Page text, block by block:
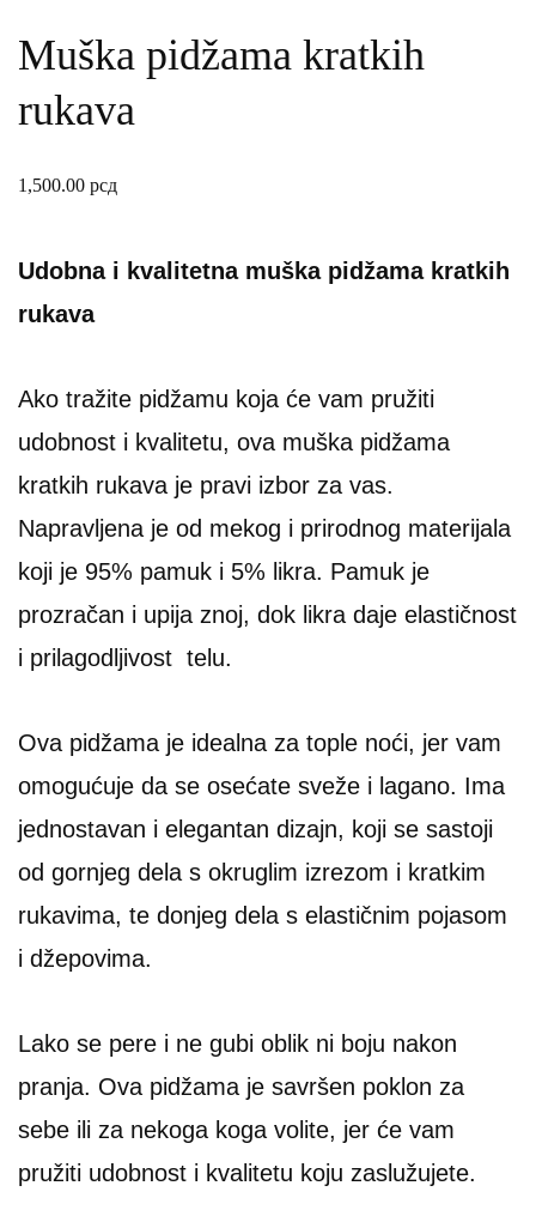
Muška pidžama kratkih
rukava
1,500.00 рсд
Udobna i kvalitetna muška pidžama kratkih
rukava
Ako tražite pidžamu koja će vam pružiti
udobnost i kvalitetu, ova muška pidžama
kratkih rukava je pravi izbor za vas.
Napravljena je od mekog i prirodnog materijala
koji je 95% pamuk i 5% likra. Pamuk je
prozračan i upija znoj, dok likra daje elastičnost
i prilagodljivost telu.
Ova pidžama je idealna za tople noći, jer vam
omogućuje da se osećate sveže i lagano. Ima
jednostavan i elegantan dizajn, koji se sastoji
od gornjeg dela s okruglim izrezom i kratkim
rukavima, te donjeg dela s elastičnim pojasom
i džepovima.
Lako se pere i ne gubi oblik ni boju nakon
pranja. Ova pidžama je savršen poklon za
sebe ili za nekoga koga volite, jer će vam
pružiti udobnost i kvalitetu koju zaslužujete.